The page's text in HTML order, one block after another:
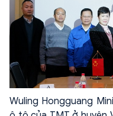
Wuling Hongguang